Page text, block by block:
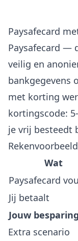
Paysafecard
Paysafecard —
veilig en
bankgegevens
met korting
kortingscode:
je vrij besteedt
Rekenvoorbeeld
Wat
Paysafecard
Jij betaalt
Jouw besparing
Extra scenario